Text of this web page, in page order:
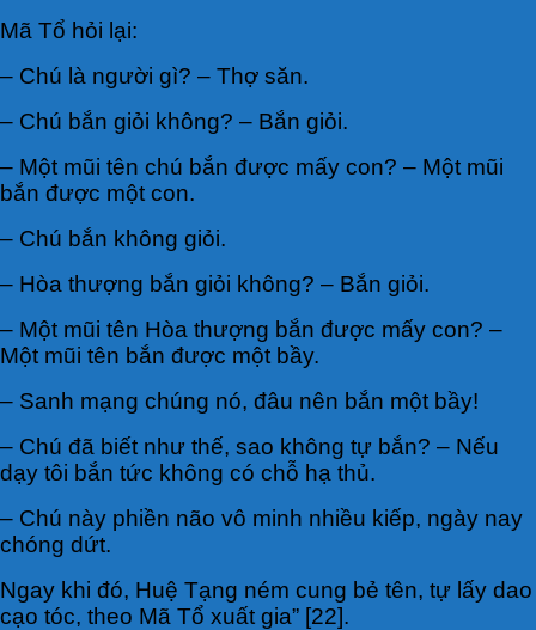
Mã Tổ hỏi lại:
– Chú là người gì? – Thợ săn.
– Chú bắn giỏi không? – Bắn giỏi.
– Một mũi tên chú bắn được mấy con? – Một mũi
bắn được một con.
– Chú bắn không giỏi.
– Hòa thượng bắn giỏi không? – Bắn giỏi.
– Một mũi tên Hòa thượng bắn được mấy con? –
Một mũi tên bắn được một bầy.
– Sanh mạng chúng nó, đâu nên bắn một bầy!
– Chú đã biết như thế, sao không tự bắn? – Nếu
dạy tôi bắn tức không có chỗ hạ thủ.
– Chú này phiền não vô minh nhiều kiếp, ngày nay
chóng dứt.
Ngay khi đó, Huệ Tạng ném cung bẻ tên, tự lấy dao
cạo tóc, theo Mã Tổ xuất gia” [22].